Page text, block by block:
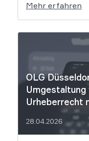
will die Rechte
Dem
Musik-App
Mehr erfahren
OLG
Urheberrecht
28.04.2026